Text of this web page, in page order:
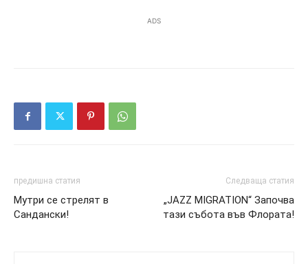
ADS
предишна статия
Мутри се стрелят в
Сандански!
Следваща статия
„JAZZ MIGRATION“ Започва
тази събота във Флората!